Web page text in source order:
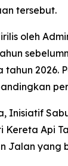
tersebut.
oleh
tahun 2026.
Inisiatif
Kereta Api
Jalan